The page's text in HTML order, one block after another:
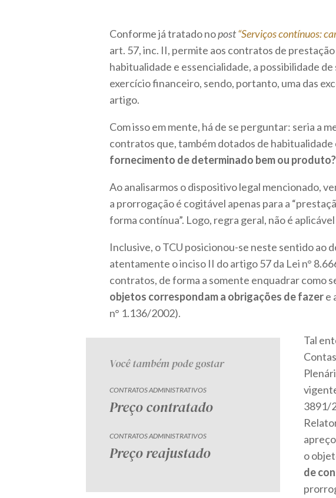
Conforme já tratado nopost“Serviços contínuos:
art. 57, inc. II, permite aos contratos de
habitualidade e essencialidade, a possibilidade
exercício financeiro, sendo, portanto, uma das
artigo.
Com isso em mente, há de se perguntar: seria a
contratos que, também dotados de
fornecimento de determinado bem ou produto?
Ao analisarmos o dispositivo legal mencionado,
a prorrogação é cogitável apenas para a
forma contínua”. Logo, regra geral, não é
Inclusive, o TCU posicionou-se neste sentido ao
atentamente o inciso II do artigo 57 da Lei n°
contratos, de forma a somente enquadrar como
objetos correspondam a obrigações de fazere
n° 1.136/2002).
Você também pode gostar
CONTRATOS ADMINISTRATIVOS
Preço contratado
CONTRATOS ADMINISTRATIVOS
Preço reajustado
Tal
3891/
o
de